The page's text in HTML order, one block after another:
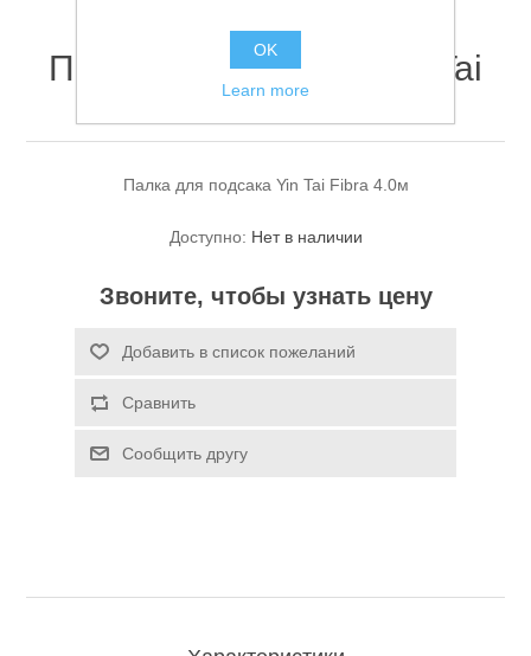
Аксессуары для лодок
Спасательные средства
Палка для подсака Yin Tai
Fibra 4.0м
Палка для подсака Yin Tai Fibra 4.0м
Доступно: Нет в наличии
Звоните, чтобы узнать цену
Добавить в список пожеланий
Сравнить
Сообщить другу
OK
Learn more